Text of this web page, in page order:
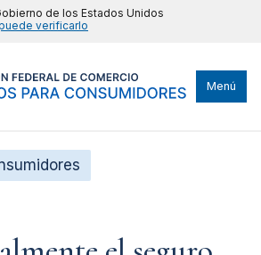
de los Estados Unidos
verificarlo
Menú